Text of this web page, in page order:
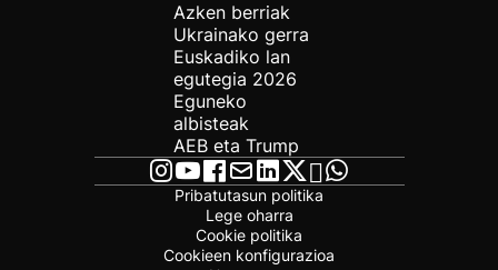
Azken berriak
Ukrainako gerra
Euskadiko lan
egutegia 2026
Eguneko
albisteak
AEB eta Trump
Pribatutasun politika
Lege oharra
Cookie politika
Cookieen konfigurazioa